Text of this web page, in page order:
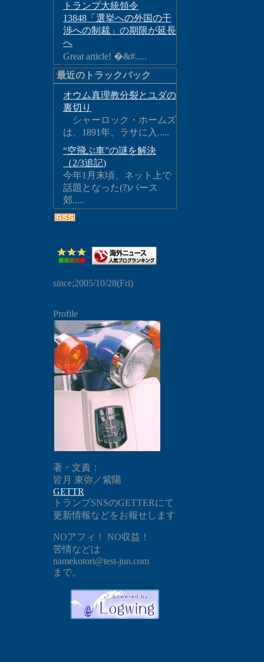
トランプ大統領令
13848「選挙への外国の干
渉への制裁」の期限が延長
へ
Great article! �&#.....
最近のトラックバック
オウム真理教分裂とユダの
裏切り
シャーロック・ホームズ
は、1891年、ラサに入.....
“空飛ぶ車”の謎を解決
（2/3追記)
今年1月末頃、ネット上で
話題となった(?)パース
郊.....
since;2005/10/28(Fri)
Profile
著・文責：
皆月 東弥／紫陽
GETTR
トランプSNSのGETTERにて
更新情報などをお報せします
NOアフィ！ NO収益！
苦情などは
namekotori@test-jun.com
まで。